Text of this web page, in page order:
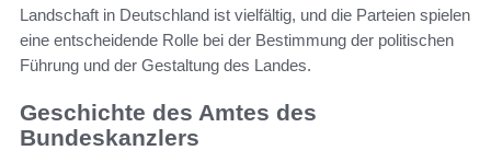
Landschaft in Deutschland ist vielfältig, und die Parteien spielen
eine entscheidende Rolle bei der Bestimmung der politischen
Führung und der Gestaltung des Landes.
Geschichte des Amtes des
Bundeskanzlers